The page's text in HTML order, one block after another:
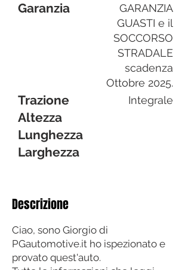
Garanzia
GARANZIA
GUASTI e il
SOCCORSO
STRADALE
scadenza
Ottobre 2025.
Trazione Integrale
Altezza
Lunghezza
Larghezza
Descrizione
Ciao, sono Giorgio di
PGautomotive.it ho ispezionato e
provato quest'auto.